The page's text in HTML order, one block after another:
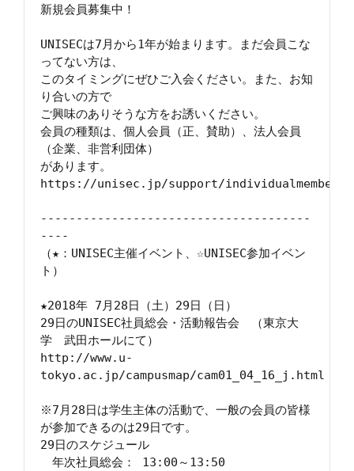
新規会員募集中！
UNISECは7月から1年が始まります。まだ会員こな
ってない方は、
このタイミングにぜひご入会ください。また、お知
り合いの方で
ご興味のありそうな方をお誘いください。
会員の種類は、個人会員（正、賛助）、法人会員
（企業、非営利団体）
があります。
https://unisec.jp/support/
--------------------------------------
----
（★：UNISEC主催イベント、☆UNISEC参加イベン
ト）
★2018年 7月28日（土）29日（日）
29日のUNISEC社員総会・活動報告会　（東京大
学　武田ホールにて）
http://www.u-
tokyo.ac.jp/campusmap/cam01_04_16_j.html
※7月28日は学生主体の活動で、一般の会員の皆様
が参加できるのは29日です。
29日のスケジュール
年次社員総会： 13:00～13:50